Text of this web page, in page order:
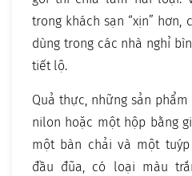
trong khách sạn “xịn”
dùng trong các nhà nghỉ
tiết lộ.
Quả thực, những sản
nilon hoặc một hộp bằng
một bàn chải và một
đầu đũa, có loại màu